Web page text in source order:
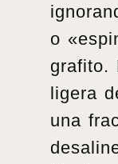
o
grafito.
ligera
una